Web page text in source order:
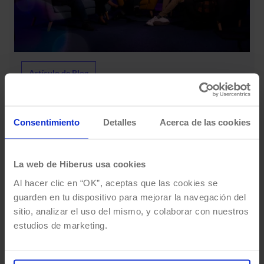
Consentimiento Detalles Acerca de las cookies
La web de Hiberus usa cookies
Al hacer clic en “OK”, aceptas que las cookies se
guarden en tu dispositivo para mejorar la navegación del
sitio, analizar el uso del mismo, y colaborar con nuestros
estudios de marketing.
hiberIA Sessions – Ep1: La IA en el
Artículo de Blog
hiberIA
La
ciclo
de
vida
de
producto